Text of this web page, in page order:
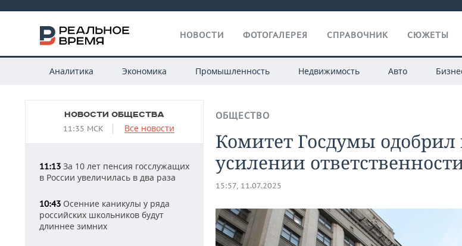
НОВОСТИ ФОТОГАЛЕРЕЯ СПРАВОЧНИК СЮЖЕТЫ
Аналитика Экономика Промышленность Недвижимость Авто
НОВОСТИ ОБЩЕСТВА
11:35 МСК Все новости
11:13 За 10 лет пенсия госслужащих
в России увеличилась в два раза
10:43 Осенние каникулы у ряда
российских школьников будут
длиннее зимних
ОБЩЕСТВО
Комитет Госдумы одобрил
усилении
15:57, 11.07.2025